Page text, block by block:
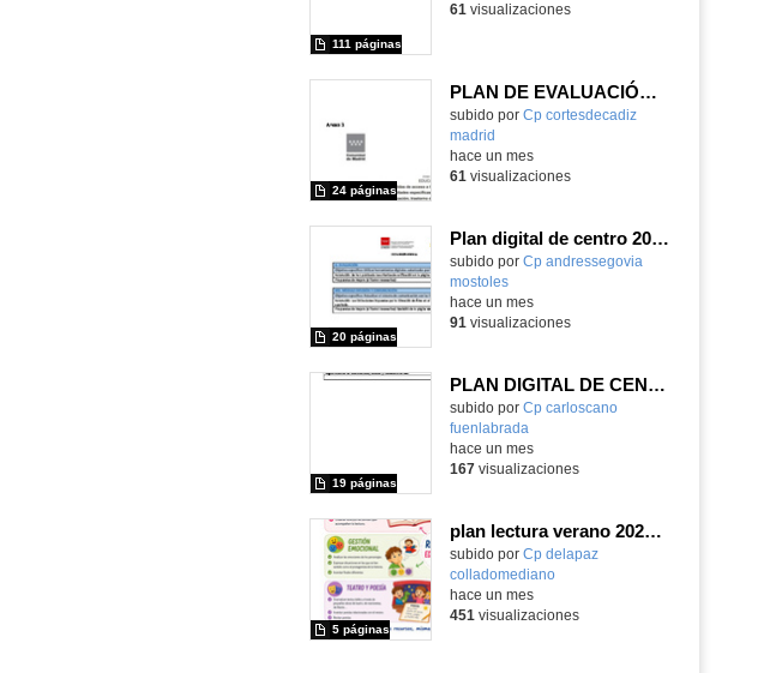
111 páginas
61 visualizaciones
PLAN DE EVALUACIÓN CP INF-PRI CORTES DE CÁDIZ
subido por Cp cortesdecadiz
madrid
24 páginas
hace un mes
61 visualizaciones
Plan digital de centro 2025-26
subido por Cp andressegovia
mostoles
20 páginas
-
hace un mes
91 visualizaciones
PLAN DIGITAL DE CENTRO
Contenido educativo.
subido por Cp carloscano
fuenlabrada
19 páginas
hace un mes
167visualizaciones
plan lectura verano 2026 CM
Contenido educativo.
subido por Cp delapaz
colladomediano
5 páginas
-
hace un mes
451 visualizaciones